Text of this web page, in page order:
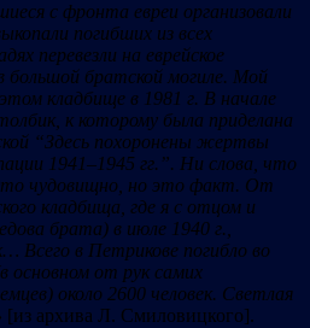
с фронта евреи организовали
погибших из всех
перевезли на еврейское
большой братской могиле. Мой
кладбище в 1981 г. В начале
к которому была приделана
“Здесь похоронены жертвы
1941–1945 гг. ”. Ни слова, что
чудовищно, но это факт. От
кладбища, где я с отцом и
брата) в июле 1940 г.,
Всего в Петрикове погибло во
основном от рук самих
около 2600 человек. Светлая
[из архива Л. Смиловицкого].